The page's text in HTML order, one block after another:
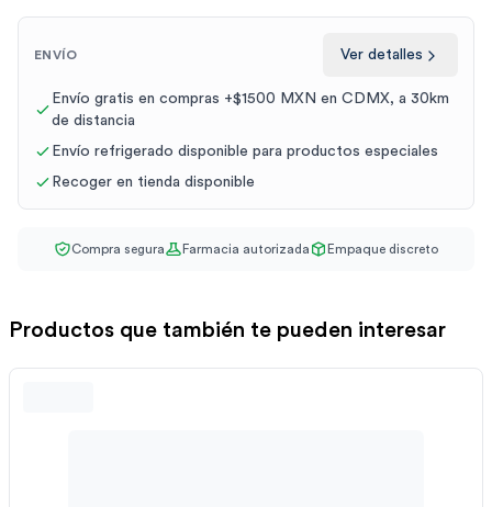
ENVÍO Ver detalles
Envío gratis en compras +$1500 MXN en CDMX, a 30km
de distancia
Envío refrigerado disponible para productos especiales
Recoger en tienda disponible
Compra segura Farmacia autorizada Empaque discreto
Productos que también te pueden interesar